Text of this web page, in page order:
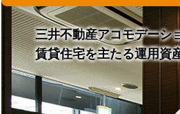
三井不動産アコモデーシ
賃貸住宅を主たる運用資